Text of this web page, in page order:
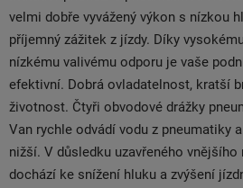
velmi dobře vyvážený výkon s nízkou
příjemný zážitek z jízdy. Díky
nízkému valivému odporu je vaše
efektivní. Dobrá ovladatelnost, kratší
životnost. Čtyři obvodové drážky
Van rychle odvádí vodu z pneumatiky
nižší. V důsledku uzavřeného
dochází ke snížení hluku a zvýšení